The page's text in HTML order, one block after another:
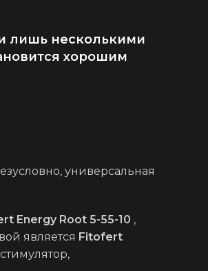
лишь несколькими
хорошим
универсальная
Energy Root 5-55-10 ,
является Fitofert